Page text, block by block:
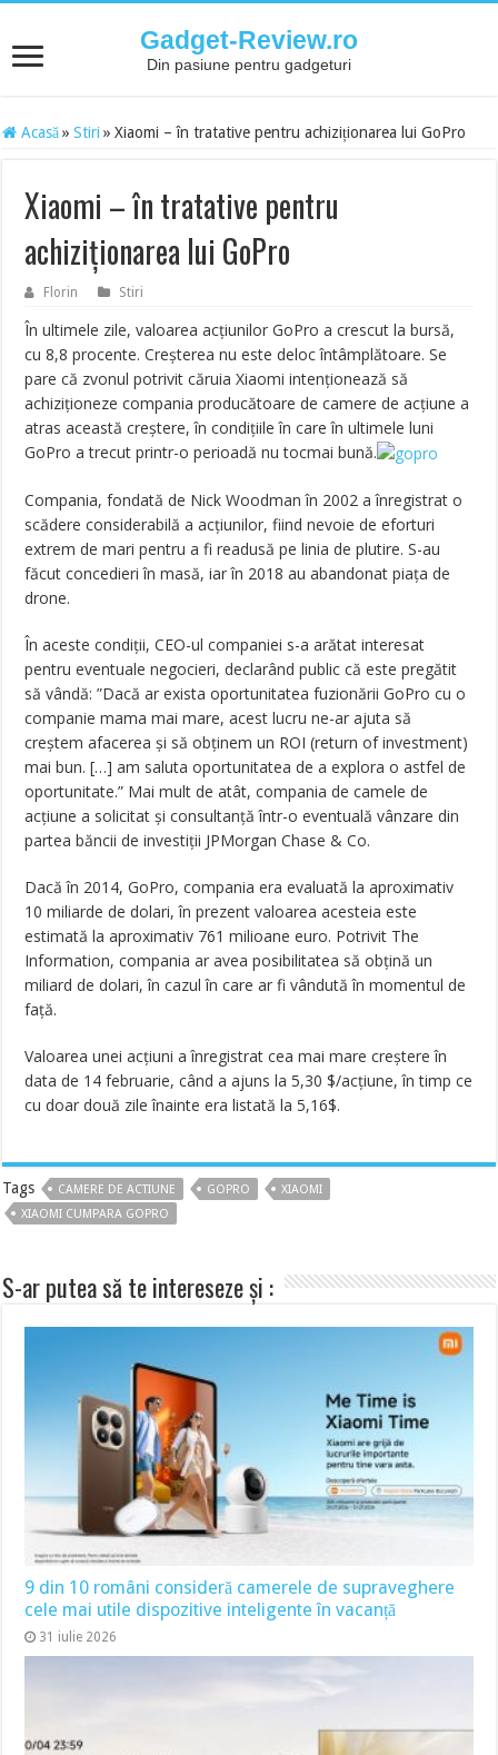
Gadget-Review.ro
Din pasiune pentru gadgeturi
Acasă » Stiri » Xiaomi – în tratative pentru achiziționarea lui GoPro
Xiaomi – în tratative pentru
achiziționarea lui GoPro
Florin Stiri
În ultimele zile, valoarea acțiunilor GoPro a crescut la bursă,
cu 8,8 procente. Creșterea nu este deloc întâmplătoare. Se
pare că zvonul potrivit căruia Xiaomi intenționează să
achiziționeze compania producătoare de camere de acțiune a
atras această creștere, în condițiile în care în ultimele luni
GoPro a trecut printr-o perioadă nu tocmai bună.
Compania, fondată de Nick Woodman în 2002 a înregistrat o
scădere considerabilă a acțiunilor, fiind nevoie de eforturi
extrem de mari pentru a fi readusă pe linia de plutire. S-au
făcut concedieri în masă, iar în 2018 au abandonat piața de
drone.
În aceste condiții, CEO-ul companiei s-a arătat interesat
pentru eventuale negocieri, declarând public că este pregătit
să vândă: ”Dacă ar exista oportunitatea fuzionării GoPro cu o
companie mama mai mare, acest lucru ne-ar ajuta să
creștem afacerea și să obținem un ROI (return of investment)
mai bun. […] am saluta oportunitatea de a explora o astfel de
oportunitate.” Mai mult de atât, compania de camele de
acțiune a solicitat și consultanță într-o eventuală vânzare din
partea băncii de investiții JPMorgan Chase & Co.
Dacă în 2014, GoPro, compania era evaluată la aproximativ
10 miliarde de dolari, în prezent valoarea acesteia este
estimată la aproximativ 761 milioane euro. Potrivit The
Information, compania ar avea posibilitatea să obțină un
miliard de dolari, în cazul în care ar fi vândută în momentul de
față.
Valoarea unei acțiuni a înregistrat cea mai mare creștere în
data de 14 februarie, când a ajuns la 5,30 $/acțiune, în timp ce
cu doar două zile înainte era listată la 5,16$.
Tags CAMERE DE ACTIUNE GOPRO
XIAOMI
XIAOMI CUMPARA GOPRO
S-ar putea să te intereseze și :
9 din 10 români consideră camerele de supraveghere
cele mai utile dispozitive inteligente în vacanță
31 iulie 2026